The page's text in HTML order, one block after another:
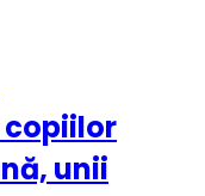
unii